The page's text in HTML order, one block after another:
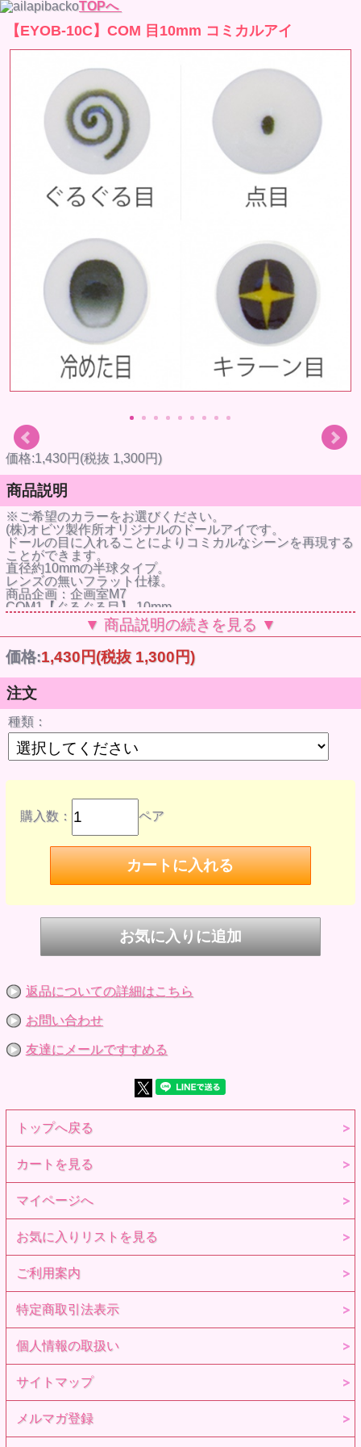
TOPへ
【EYOB-10C】COM 目10mm コミカルアイ
価格:1,430円(税抜 1,300円)
商品説明
※ご希望のカラーをお選びください。
(株)オビツ製作所オリジナルのドールアイです。
ドールの目に入れることによりコミカルなシーンを再現する
ことができます。
直径約10mmの半球タイプ。
レンズの無いフラット仕様。
商品企画：企画室M7
COM1【ぐるぐる目】 10mm
品番: EYOB-10C1-GU
JANコード： 4980723056583
COM2【点目】 10mm
品番: EYOB-10C2-TE
COM3【冷めた目】 10mm
品番: EYOB-10C3-SA
JANコード： 4980723056606
COM4【キラーン目】 10mm
品番: EYOB-10C4-KI
JANコード： 4980723056613
＊一つ一つ職人の手によって加工された製品の為、形状に多
あります。十分ご注意ください。
＊価格はドールアイ2個（1セット分）です。
＊ドールアイの表面に熱を加えないでください。変形・破損
する場合があります。加えないでください。変形・破損する
場合があります。
※モデルの人形本体・衣装等は商品内容に含まれません。
※参考画像です。
▼ 商品説明の続きを見る ▼
価格:1,430円(税抜 1,300円)
注文
種類：
購入数： ペア
返品についての詳細はこちら
お問い合わせ
友達にメールですすめる
トップへ戻る
カートを見る
マイページへ
お気に入りリストを見る
ご利用案内
特定商取引法表示
個人情報の取扱い
サイトマップ
メルマガ登録